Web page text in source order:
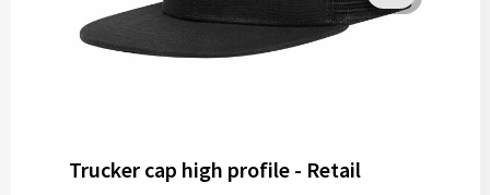
Trucker cap high profile - Retail